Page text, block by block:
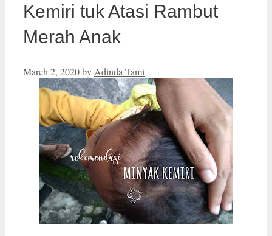
Kemiri tuk Atasi Rambut
Merah Anak
March 2, 2020by Adinda Tami